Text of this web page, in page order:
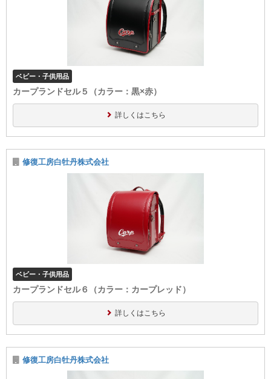
ベビー・子供用品
カープランドセル５（カラー：黒×赤）
詳しくはこちら
修復工房白牡丹株式会社
ベビー・子供用品
カープランドセル６（カラー：カープレッド）
詳しくはこちら
修復工房白牡丹株式会社